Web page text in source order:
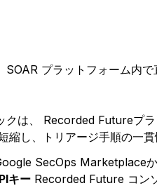
プラットフォーム内
クは、 Recorded Futureプ
し、トリアージ手順の一貫
SecOps Marketplace
キー Recorded Future コン